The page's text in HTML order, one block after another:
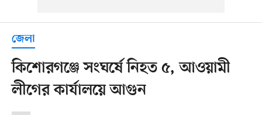
জেলা
কিশোরগঞ্জে সংঘর্ষে নিহত ৫, আওয়ামী
লীগের কার্যালয়ে আগুন